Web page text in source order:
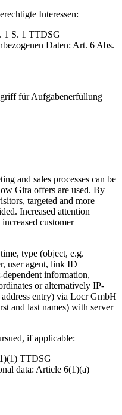
Interessen:
1 S. 1 TTDSG
Daten: Art. 6 Abs.
für Aufgabenerfüllung
and sales processes can be
Gira offers are used. By
targeted and more
Increased attention
customer
type (object, e.g.
user agent, link ID
information,
or alternatively IP-
entry) via Locr GmbH
and last names) with server
if applicable:
TTDSG
data: Article 6(1)(a)